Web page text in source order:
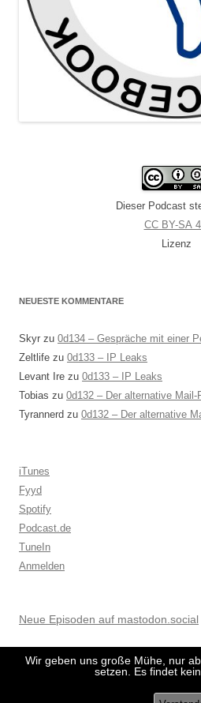
Dieser Podcast
CC BY-SA
Lizenz
NEUESTE KOMMENTARE
Skyr zu 0d134 – Gespräche mit einer
Zeltlife zu 0d133 – IP Leaks
Levant Ire zu 0d133 – IP Leaks
Tobias zu 0d132 – Der alternative Mail-
Tyrannerd zu 0d132 – Der alternative
iTunes
Fyyd
Spotify
Podcast.de
TuneIn
Anmelden
Neue Episoden auf mastodon.social
Wir geben uns große Mühe, nur
setzen. Es findet